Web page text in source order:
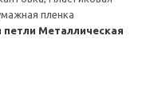
пленка
Металлическая